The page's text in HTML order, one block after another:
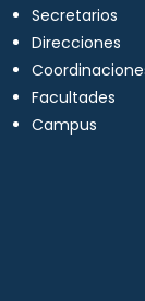
Secretarios
Direcciones
Facultades
Campus